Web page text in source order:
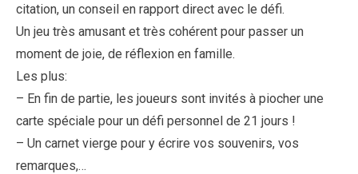
citation, un conseil en rapport direct avec le défi.
Un jeu très amusant et très cohérent pour passer un
moment de joie, de réflexion en famille.
Les plus:
– En fin de partie, les joueurs sont invités à piocher une
carte spéciale pour un défi personnel de 21 jours !
– Un carnet vierge pour y écrire vos souvenirs, vos
remarques,…